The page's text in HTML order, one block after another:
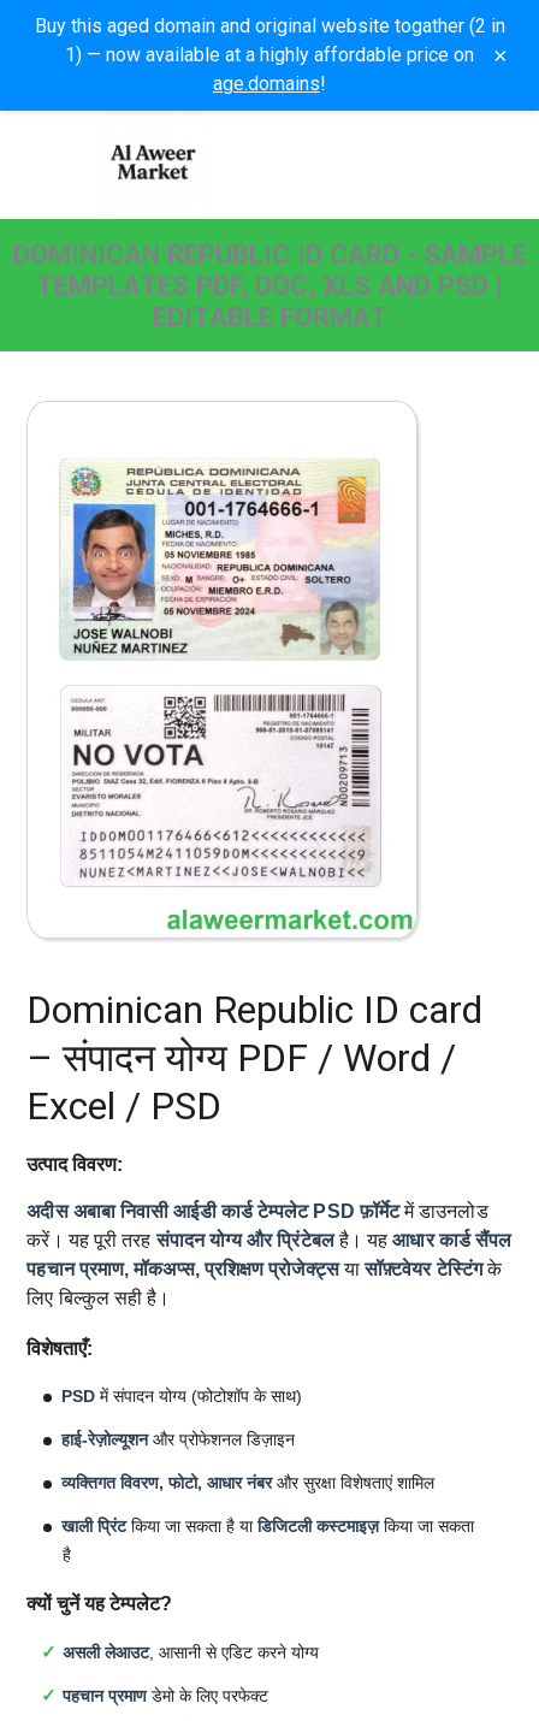
Buy this aged domain and original website togather (2 in
1) — now available at a highly affordable price on
age.domains!
×
DOMINICAN REPUBLIC ID CARD - SAMPLE
TEMPLATES PDF, DOC, XLS AND PSD |
EDITABLE FORMAT
Dominican Republic ID card
– संपादन योग्य PDF / Word /
Excel / PSD
उत्पाद विवरण:
अदीस अबाबा निवासी आईडी कार्ड टेम्पलेट PSD फ़ॉर्मेटमें डाउनलोड
करें। यह पूरी तरहसंपादन योग्य और प्रिंटेबलहै। यहआधार कार्ड सैंपल
पहचान प्रमाण, मॉकअप्स, प्रशिक्षण प्रोजेक्ट्सयासॉफ़्टवेयर टेस्टिंगके
लिए बिल्कुल सही है।
विशेषताएँ:
PSD में संपादन योग्य (फोटोशॉप के साथ)
हाई-रेज़ोल्यूशनऔर प्रोफेशनल डिज़ाइन
व्यक्तिगत विवरण, फोटो, आधार नंबरऔर सुरक्षा विशेषताएं शामिल
खाली प्रिंटकिया जा सकता है याडिजिटली कस्टमाइज़किया जा सकता
है
क्यों चुनें यह टेम्पलेट?
असली लेआउट, आसानी से एडिट करने योग्य
पहचान प्रमाणडेमो के लिए परफेक्ट